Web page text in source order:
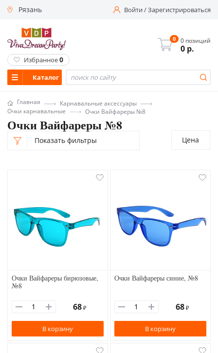
Рязань Войти/Зарегистрироваться
Каталог
0 0 позиций
0 р.
Избранное0
Главная
Карнавальные аксессуары
Очки карнавальные
Очки Вайфареры №8
Очки Вайфареры №8
Показать фильтры Цена
Очки Вайфареры бирюзовые,
№8
68 ₽
В корзину
Очки Вайфареры синие, №8
68 ₽
В корзину